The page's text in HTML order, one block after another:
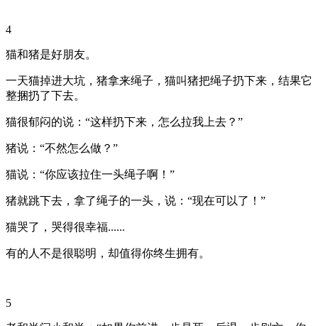
4
猫和猪是好朋友。
一天猫掉进大坑，猪拿来绳子，猫叫猪把绳子扔下来，结果它
整捆扔了下去。
猫很郁闷的说：“这样扔下来，怎么拉我上去？”
猪说：“不然怎么做？”
猫说：“你应该拉住一头绳子啊！”
猪就跳下去，拿了绳子的一头，说：“现在可以了！”
猫哭了，哭得很幸福......
有的人不是很聪明，却值得你终生拥有。
5